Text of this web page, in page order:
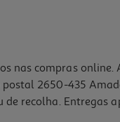
nas compras
2650-435
recolha.